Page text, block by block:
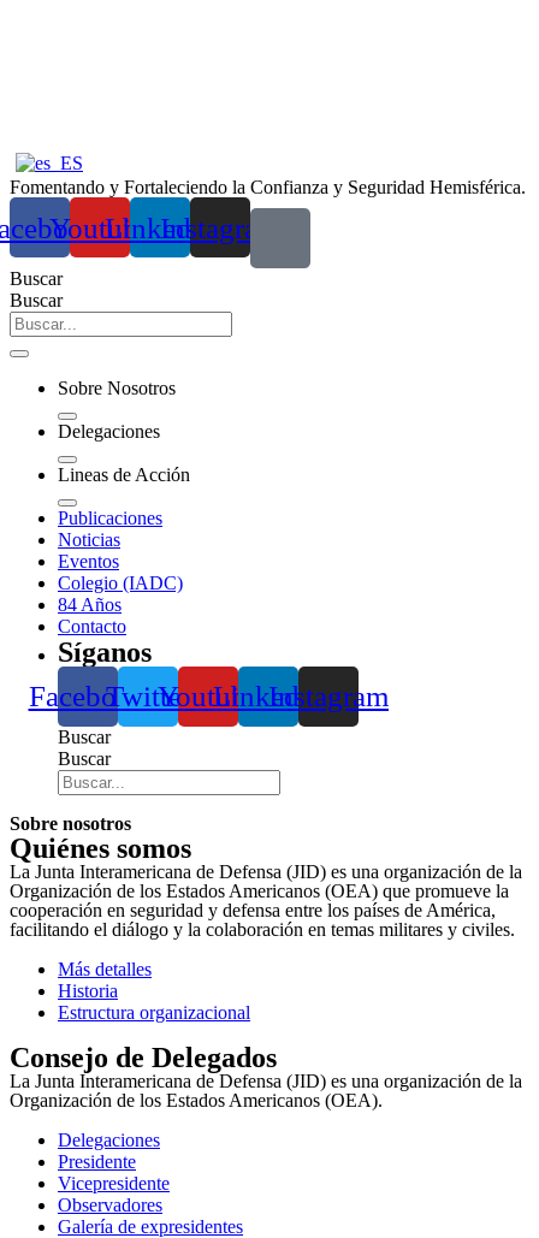
Fomentando y Fortaleciendo la Confianza y Seguridad Hemisférica.
YoutubeLinkedin
Instagram
Buscar
Buscar
Sobre Nosotros
Delegaciones
Lineas de Acción
Publicaciones
Noticias
Eventos
Colegio (IADC)
84 Años
Contacto
Síganos
FacebookTwitterYoutubeLinkedinInstagram
Buscar
Buscar
Sobre nosotros
Quiénes somos
La Junta Interamericana de Defensa (JID) es una organización de la
Organización de los Estados Americanos (OEA) que promueve la
cooperación en seguridad y defensa entre los países de América,
facilitando el diálogo y la colaboración en temas militares y civiles.
Más detalles
Historia
Estructura organizacional
Consejo de Delegados
La Junta Interamericana de Defensa (JID) es una organización de la
Organización de los Estados Americanos (OEA).
Delegaciones
Presidente
Vicepresidente
Observadores
Galería de expresidentes